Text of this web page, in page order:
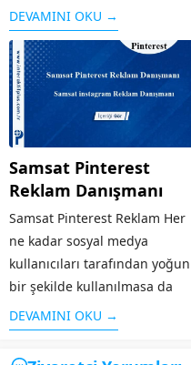
hitap etmektedir. Benzerlerine
kıyasla sunduğu kolay
arayüz,videoların çabuk
yüklenmesi ve diğer ek
özellikleri ile öne çıkan
Youtube’un ziyaretçi sayısı
fazla olunca bu alanda da...
DEVAMINI OKU →
Samsat Pinterest
Reklam Danışmanı
Samsat Pinterest Reklam Her
ne kadar sosyal medya
kullanıcıları tarafından yoğun
bir şekilde kullanılmasa da
özellikle grafik / görsel
aramaları için sık kullanılan bir
platform olan Pinterest’te yer
DEVAMINI OKU →